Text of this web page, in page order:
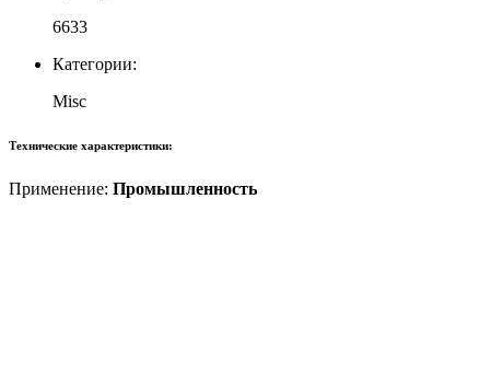
6633
Категории:
Misc
Технические характеристики:
Применение: Промышленность